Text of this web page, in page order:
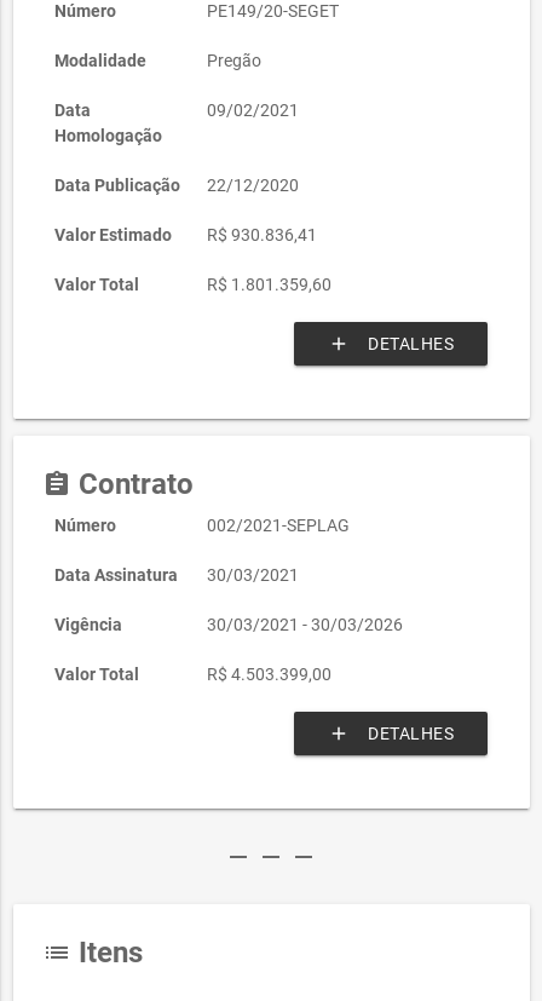
Número PE149/20-SEGET
Modalidade Pregão
Data
Homologação
09/02/2021
Data Publicação 22/12/2020
Valor Estimado R$ 930.836,41
Valor Total R$ 1.801.359,60
add DETALHES
assignment Contrato
Número 002/2021-SEPLAG
Data Assinatura 30/03/2021
Vigência 30/03/2021 - 30/03/2026
Valor Total R$ 4.503.399,00
add DETALHES
remove remove remove
list Itens